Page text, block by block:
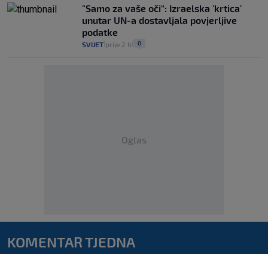
"Samo za vaše oči“: Izraelska 'krtica'
unutar UN-a dostavljala povjerljive
podatke
SVIJET prije 2 h 0
Oglas
KOMENTAR TJEDNA